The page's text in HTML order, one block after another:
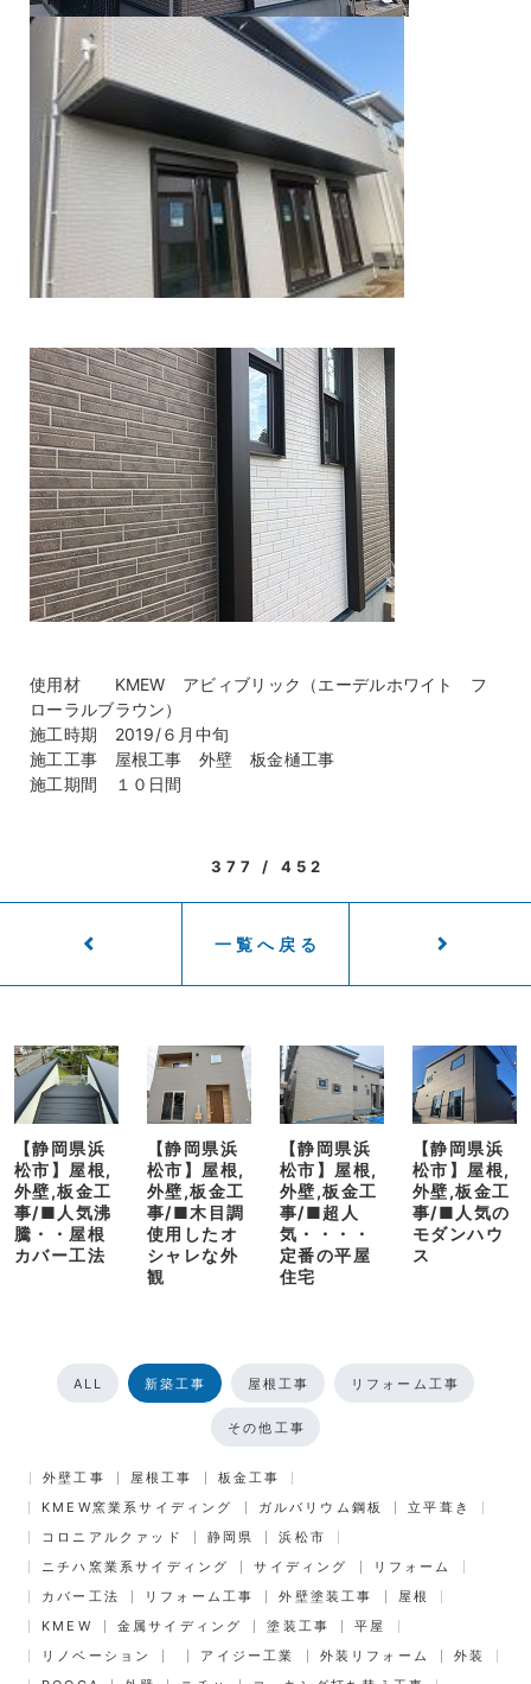
使用材 KMEW アビィブリック（エーデルホワイト フ
ローラルブラウン）
施工時期 2019/６月中旬
施工工事 屋根工事 外壁 板金樋工事
施工期間 １０日間
377 / 452
一覧へ戻る
【静岡県浜
松市】屋根,
外壁,板金工
事/■人気沸
騰・・屋根
カバー工法
【静岡県浜
松市】屋根,
外壁,板金工
事/■木目調
使用したオ
シャレな外
観
【静岡県浜
松市】屋根,
外壁,板金工
事/■超人
気・・・・
定番の平屋
住宅
【静岡県浜
松市】屋根,
外壁,板金工
事/■人気の
モダンハウ
ス
ALL 新築工事 屋根工事 リフォーム工事
その他工事
外壁工事 屋根工事
板金工事
KMEW窯業系サイディング
ガルバリウム鋼板
立平葺き
コロニアルクァッド
静岡県
浜松市
ニチハ窯業系サイディング
サイディング
リフォーム
カバー工法
リフォーム工事 外壁塗装工事
屋根
KMEW
金属サイディング 塗装工事
平屋
リノベーション
アイジー工業 外装リフォーム
外装